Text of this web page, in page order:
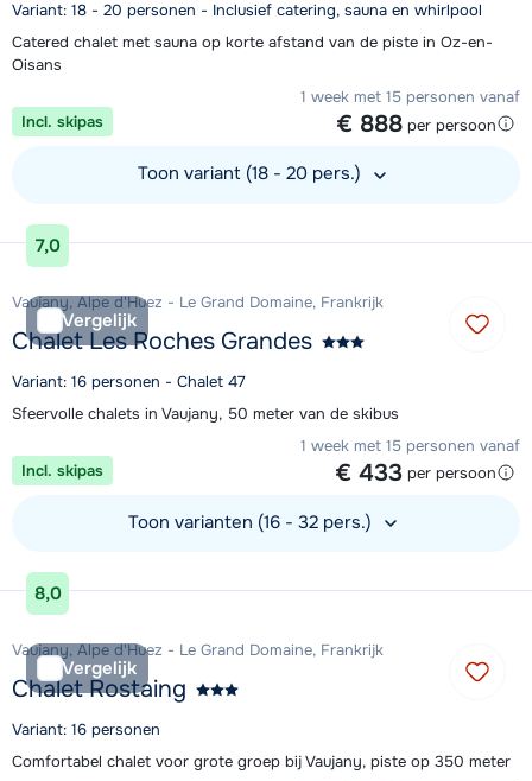
Variant: 18 - 20 personen - Inclusief catering, sauna en whirlpool
Catered chalet met sauna op korte afstand van de piste in Oz-en-
Oisans
1 week met 15 personen vanaf
€ 888 per persoon
Incl. skipas
Toon variant (18 - 20 pers.)
Bekijk accommodatie
7,0
Vergelijk
Vaujany, Alpe d'Huez - Le Grand Domaine, Frankrijk
Chalet Les Roches Grandes
Variant: 16 personen - Chalet 47
Sfeervolle chalets in Vaujany, 50 meter van de skibus
1 week met 15 personen vanaf
€ 433 per persoon
Incl. skipas
Toon varianten (16 - 32 pers.)
Bekijk accommodatie
8,0
Vergelijk
Vaujany, Alpe d'Huez - Le Grand Domaine, Frankrijk
Chalet Rostaing
Variant: 16 personen
Comfortabel chalet voor grote groep bij Vaujany, piste op 350 meter